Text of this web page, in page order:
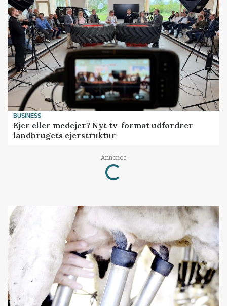
BUSINESS
Ejer eller medejer? Nyt tv-format udfordrer
landbrugets ejerstruktur
Annonce
Loading...